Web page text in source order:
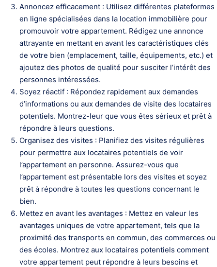
Annoncez efficacement : Utilisez différentes plateformes
en ligne spécialisées dans la location immobilière pour
promouvoir votre appartement. Rédigez une annonce
attrayante en mettant en avant les caractéristiques clés
de votre bien (emplacement, taille, équipements, etc.) et
ajoutez des photos de qualité pour susciter l’intérêt des
personnes intéressées.
Soyez réactif : Répondez rapidement aux demandes
d’informations ou aux demandes de visite des locataires
potentiels. Montrez-leur que vous êtes sérieux et prêt à
répondre à leurs questions.
Organisez des visites : Planifiez des visites régulières
pour permettre aux locataires potentiels de voir
l’appartement en personne. Assurez-vous que
l’appartement est présentable lors des visites et soyez
prêt à répondre à toutes les questions concernant le
bien.
Mettez en avant les avantages : Mettez en valeur les
avantages uniques de votre appartement, tels que la
proximité des transports en commun, des commerces ou
des écoles. Montrez aux locataires potentiels comment
votre appartement peut répondre à leurs besoins et